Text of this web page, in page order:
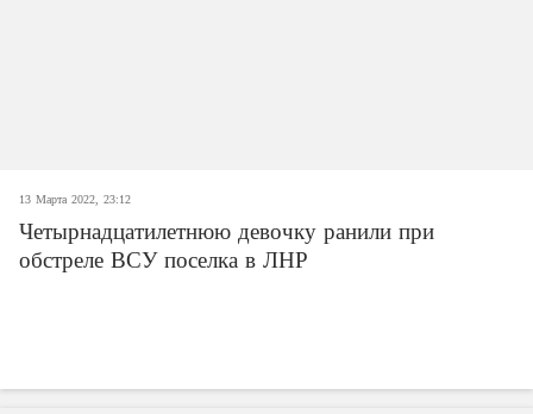
13 Марта 2022, 23:12
Четырнадцатилетнюю девочку ранили при
обстреле ВСУ поселка в ЛНР